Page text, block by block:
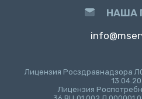
НАША
Лицензия Росздравнадзора
Лицензия